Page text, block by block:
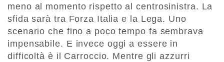
meno al momento rispetto al centrosinistra. La
sfida sarà tra Forza Italia e la Lega. Uno
scenario che fino a poco tempo fa sembrava
impensabile. E invece oggi a essere in
difficoltà è il Carroccio. Mentre gli azzurri